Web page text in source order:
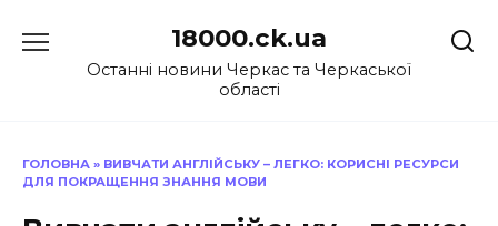
до
18000.ck.ua
Останні новини Черкас та Черкаської
області
ГОЛОВНА » ВИВЧАТИ АНГЛІЙСЬКУ – ЛЕГКО: КОРИСНІ РЕСУРСИ
ДЛЯ ПОКРАЩЕННЯ ЗНАННЯ МОВИ